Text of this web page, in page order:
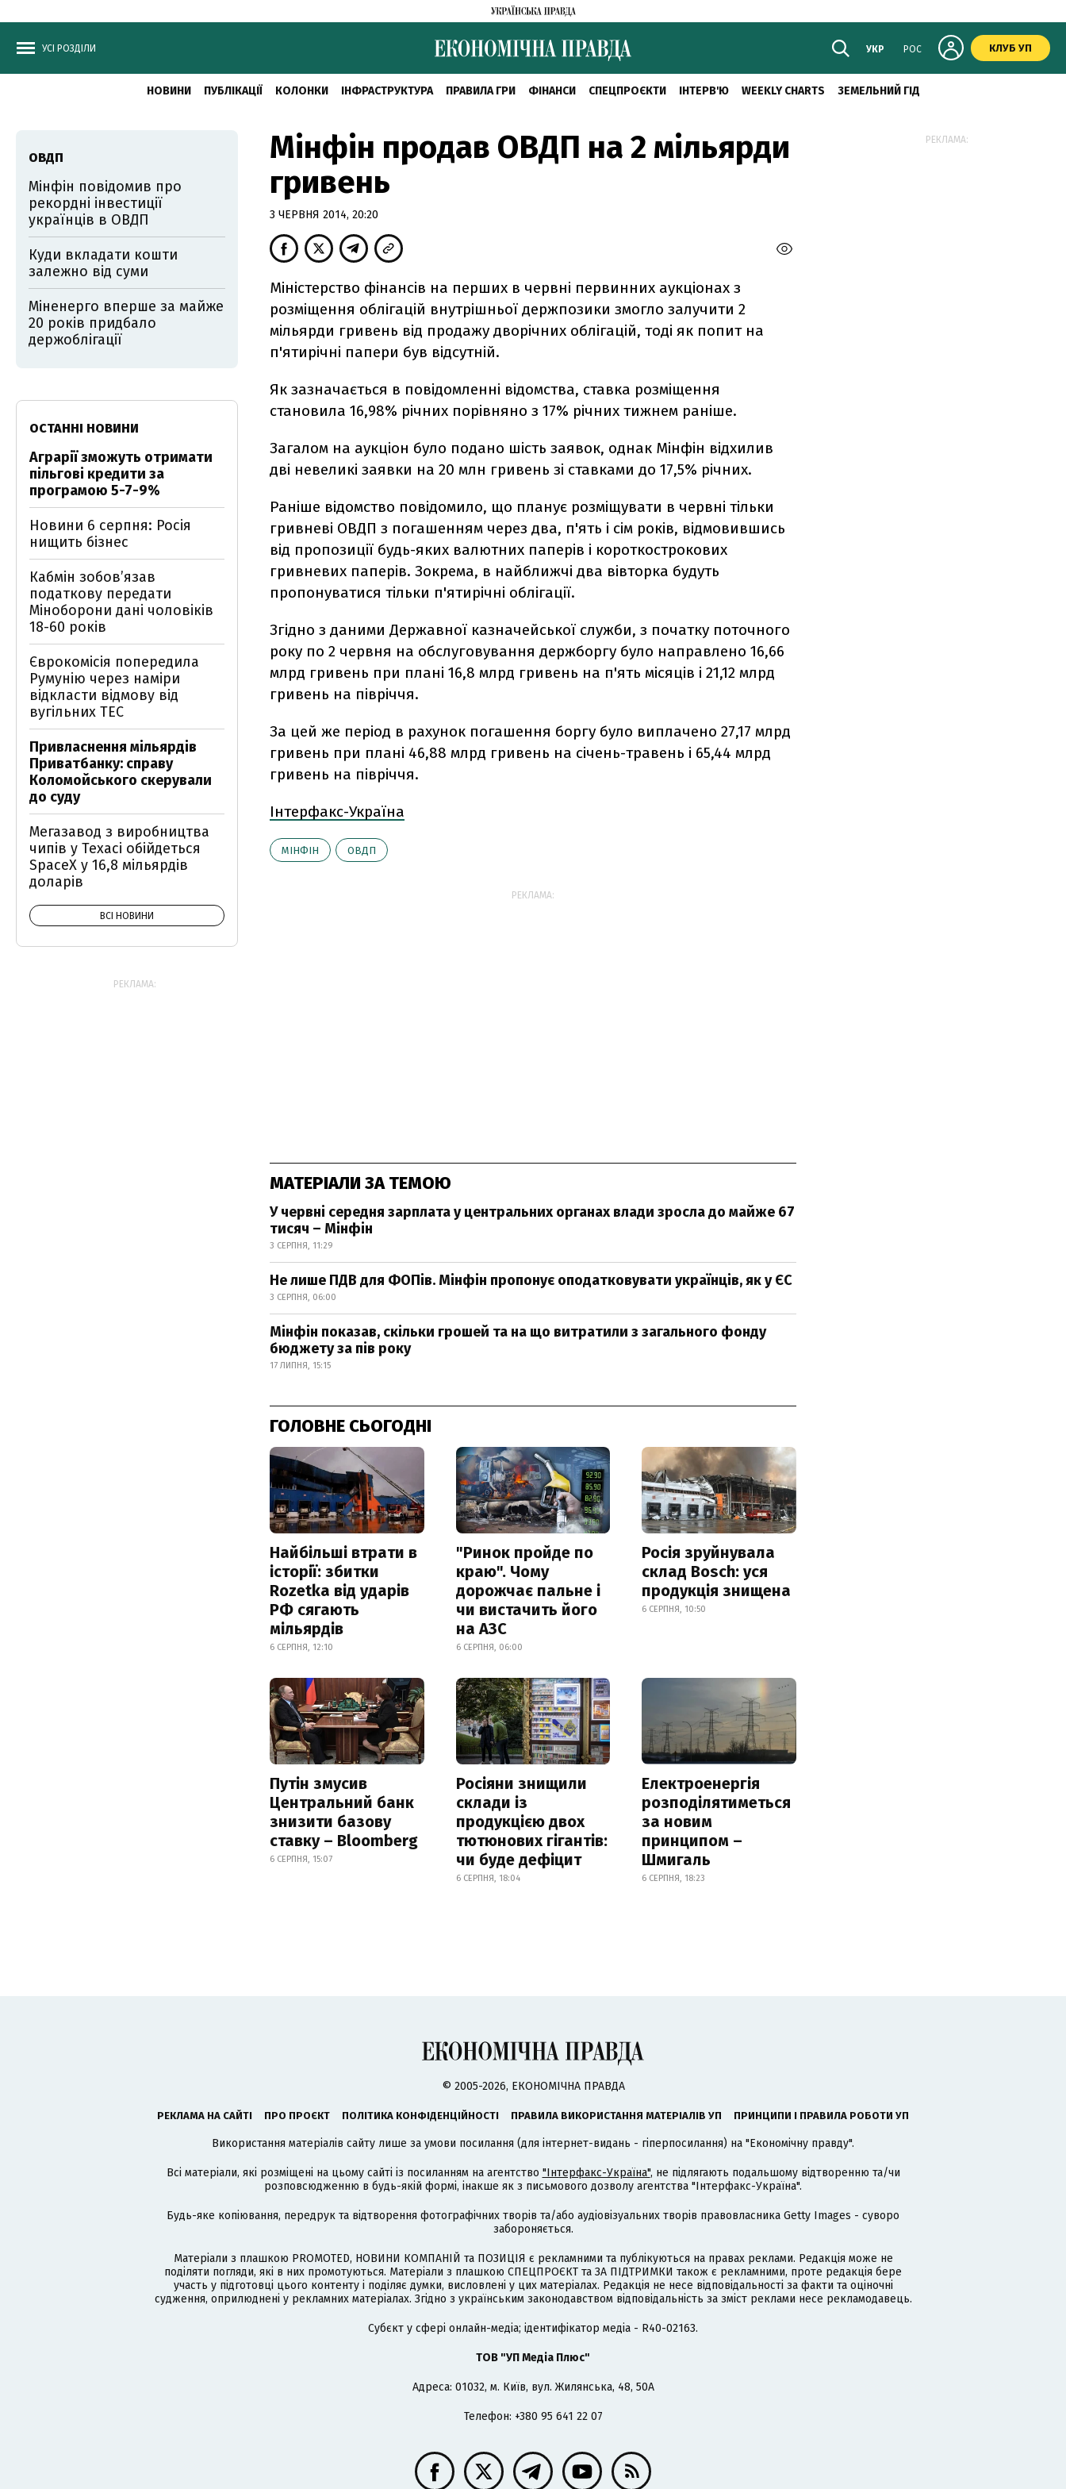
УСІ РОЗДІЛИ УКР РОС КЛУБ УП
НОВИНИ ПУБЛІКАЦІЇ КОЛОНКИ ІНФРАСТРУКТУРА ПРАВИЛА ГРИ ФІНАНСИ СПЕЦПРОЄКТИ ІНТЕРВ'Ю WEEKLY CHARTS ЗЕМЕЛЬНИЙ ГІД
Мінфін продав ОВДП на 2 мільярди
гривень
3 ЧЕРВНЯ 2014, 20:20
Міністерство фінансів на перших в червні первинних аукціонах з
розміщення облігацій внутрішньої держпозики змогло залучити 2
мільярди гривень від продажу дворічних облігацій, тоді як попит на
п'ятирічні папери був відсутній.
Як зазначається в повідомленні відомства, ставка розміщення
становила 16,98% річних порівняно з 17% річних тижнем раніше.
Загалом на аукціон було подано шість заявок, однак Мінфін відхилив
дві невеликі заявки на 20 млн гривень зі ставками до 17,5% річних.
Раніше відомство повідомило, що планує розміщувати в червні тільки
гривневі ОВДП з погашенням через два, п'ять і сім років, відмовившись
від пропозиції будь-яких валютних паперів і короткострокових
гривневих паперів. Зокрема, в найближчі два вівторка будуть
пропонуватися тільки п'ятирічні облігації.
Згідно з даними Державної казначейської служби, з початку поточного
року по 2 червня на обслуговування держборгу було направлено 16,66
млрд гривень при плані 16,8 млрд гривень на п'ять місяців і 21,12 млрд
гривень на півріччя.
За цей же період в рахунок погашення боргу було виплачено 27,17 млрд
гривень при плані 46,88 млрд гривень на січень-травень і 65,44 млрд
гривень на півріччя.
Інтерфакс-Україна
МІНФІН ОВДП
РЕКЛАМА:
МАТЕРІАЛИ ЗА ТЕМОЮ
У червні середня зарплата у центральних органах влади зросла до майже 67
тисяч – Мінфін
3 СЕРПНЯ, 11:29
Не лише ПДВ для ФОПів. Мінфін пропонує оподатковувати українців, як у ЄС
3 СЕРПНЯ, 06:00
Мінфін показав, скільки грошей та на що витратили з загального фонду
бюджету за пів року
17 ЛИПНЯ, 15:15
ГОЛОВНЕ СЬОГОДНІ
Найбільші втрати в
історії: збитки
Rozetka від ударів
РФ сягають
мільярдів
6 СЕРПНЯ, 12:10
"Ринок пройде по
краю". Чому
дорожчає пальне і
чи вистачить його
на АЗС
6 СЕРПНЯ, 06:00
Росія зруйнувала
склад Bosch: уся
продукція знищена
6 СЕРПНЯ, 10:50
Путін змусив
Центральний банк
знизити базову
ставку – Bloomberg
6 СЕРПНЯ, 15:07
Росіяни знищили
склади із
продукцією двох
тютюнових гігантів:
чи буде дефіцит
6 СЕРПНЯ, 18:04
Електроенергія
розподілятиметься
за новим
принципом –
Шмигаль
6 СЕРПНЯ, 18:23
ОВДП
Мінфін повідомив про
рекордні інвестиції
українців в ОВДП
Куди вкладати кошти
залежно від суми
Міненерго вперше за майже
20 років придбало
держоблігації
ОСТАННІ НОВИНИ
Аграрії зможуть отримати
пільгові кредити за
програмою 5-7-9%
Новини 6 серпня: Росія
нищить бізнес
Кабмін зобовʼязав
податкову передати
Міноборони дані чоловіків
18-60 років
Єврокомісія попередила
Румунію через наміри
відкласти відмову від
вугільних ТЕС
Привласнення мільярдів
Приватбанку: справу
Коломойського скерували
до суду
Мегазавод з виробництва
чипів у Техасі обійдеться
SpaceX у 16,8 мільярдів
доларів
ВСІ НОВИНИ
РЕКЛАМА:
РЕКЛАМА:
© 2005-2026, ЕКОНОМІЧНА ПРАВДА
РЕКЛАМА НА САЙТІ ПРО ПРОЄКТ ПОЛІТИКА КОНФІДЕНЦІЙНОСТІ ПРАВИЛА ВИКОРИСТАННЯ МАТЕРІАЛІВ УП ПРИНЦИПИ І ПРАВИЛА РОБОТИ УП
Використання матеріалів сайту лише за умови посилання (для інтернет-видань - гіперпосилання) на "Економічну правду".
Всі матеріали, які розміщені на цьому сайті із посиланням на агентство "Інтерфакс-Україна", не підлягають подальшому відтворенню та/чи
розповсюдженню в будь-якій формі, інакше як з письмового дозволу агентства "Інтерфакс-Україна".
Будь-яке копіювання, передрук та відтворення фотографічних творів та/або аудіовізуальних творів правовласника Getty Images - суворо
забороняється.
Матеріали з плашкою PROMOTED, НОВИНИ КОМПАНІЙ та ПОЗИЦІЯ є рекламними та публікуються на правах реклами. Редакція може не
поділяти погляди, які в них промотуються. Матеріали з плашкою СПЕЦПРОЄКТ та ЗА ПІДТРИМКИ також є рекламними, проте редакція бере
участь у підготовці цього контенту і поділяє думки, висловлені у цих матеріалах. Редакція не несе відповідальності за факти та оціночні
судження, оприлюднені у рекламних матеріалах. Згідно з українським законодавством відповідальність за зміст реклами несе рекламодавець.
Cубєкт у сфері онлайн-медіа; ідентифікатор медіа - R40-02163.
ТОВ "УП Медіа Плюс"
Адреса: 01032, м. Київ, вул. Жилянська, 48, 50А
Телефон: +380 95 641 22 07